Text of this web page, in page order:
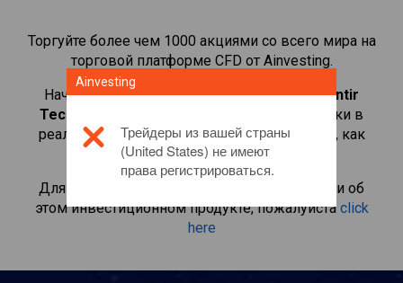
Торгуйте более чем 1000 акциями со всего мира на
торговой платформе CFD от Ainvesting.
Начать торговать CFD-контрактами наPalantir
Technologies Inc
. Просматривайте котировки в
реальном времени и получайте дивиденды, как
если бы вы владели самой акцией.
Для получения дополнительной информации об
этом инвестиционном продукте, пожалуйста click
here
Ainvesting
Трейдеры из вашей страны
(United States) не имеют
права регистрироваться.